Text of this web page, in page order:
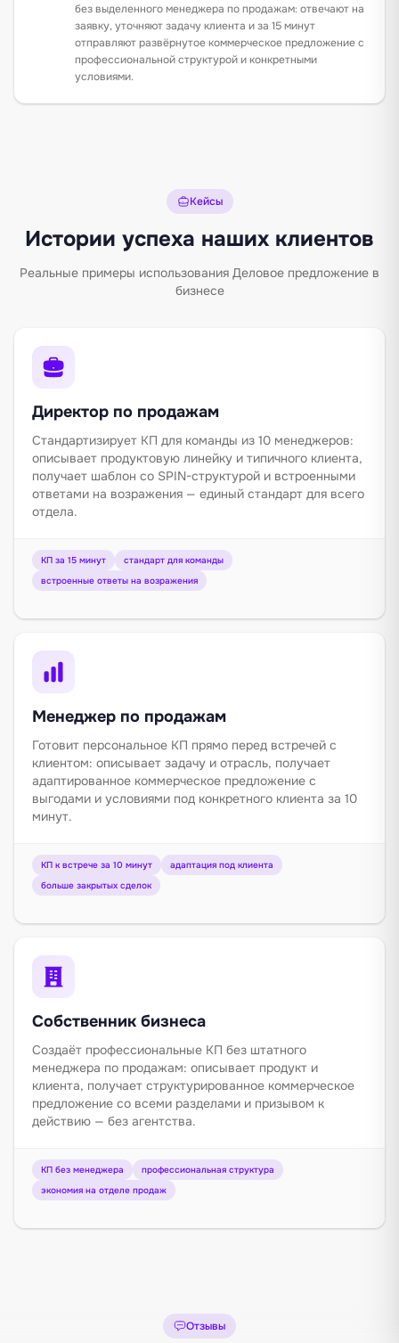
без выделенного менеджера по продажам: отвечают на
заявку, уточняют задачу клиента и за 15 минут
отправляют развёрнутое коммерческое предложение с
профессиональной структурой и конкретными
условиями.
Кейсы
Истории успеха наших клиентов
Реальные примеры использования Деловое предложение в
бизнесе
Директор по продажам
Стандартизирует КП для команды из 10 менеджеров:
описывает продуктовую линейку и типичного клиента,
получает шаблон со SPIN-структурой и встроенными
ответами на возражения — единый стандарт для всего
отдела.
КП за 15 минут
стандарт для команды
встроенные ответы на возражения
Менеджер по продажам
Готовит персональное КП прямо перед встречей с
клиентом: описывает задачу и отрасль, получает
адаптированное коммерческое предложение с
выгодами и условиями под конкретного клиента за 10
минут.
КП к встрече за 10 минут
адаптация под клиента
больше закрытых сделок
Собственник бизнеса
Создаёт профессиональные КП без штатного
менеджера по продажам: описывает продукт и
клиента, получает структурированное коммерческое
предложение со всеми разделами и призывом к
действию — без агентства.
КП без менеджера
профессиональная структура
экономия на отделе продаж
Отзывы